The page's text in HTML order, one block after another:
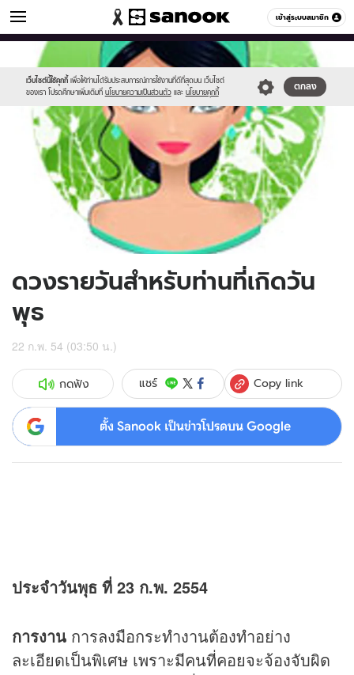
เข้าสู่ระบบสมาชิก
ดูดวง หมวดอื่นๆ
เว็บไซต์นี้ใช้คุกกี้ เพื่อให้ท่านได้รับประสบการณ์การใช้งานที่ดีที่สุดบน เว็บไซต์
ของเรา โปรดศึกษาเพิ่มเติมที่ นโยบายความเป็นส่วนตัว และ นโยบายคุกกี้
ตกลง
Sanook
//s.isanook.com/sr/0/images/logo-
sanook.png
//s.isanook.com/ho/0/ud/2/10749/170-
wed.jpg
ดวงรายวันสำหรับท่านที่เกิดวัน
พุธ
22 ก.พ. 54 (03:50 น.)
กดฟัง แชร์ Copy link
ตั้ง Sanook เป็นข่าวโปรดบน Google
ประจำวันพุธ ที่ 23 ก.พ. 2554
การงาน การลงมือกระทำงานต้องทำอย่าง
ละเอียดเป็นพิเศษ เพราะมีคนที่คอยจะจ้องจับผิด